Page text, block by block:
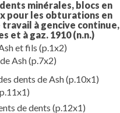
minérales, blocs en
pour les obturations en
à gencive
et à gaz. 1910(n.n.)
et fils (p.1x2)
Ash(p.7x2)
dents de Ash(p.10x1)
de dents (p.12x1)